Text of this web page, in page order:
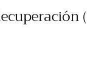
(